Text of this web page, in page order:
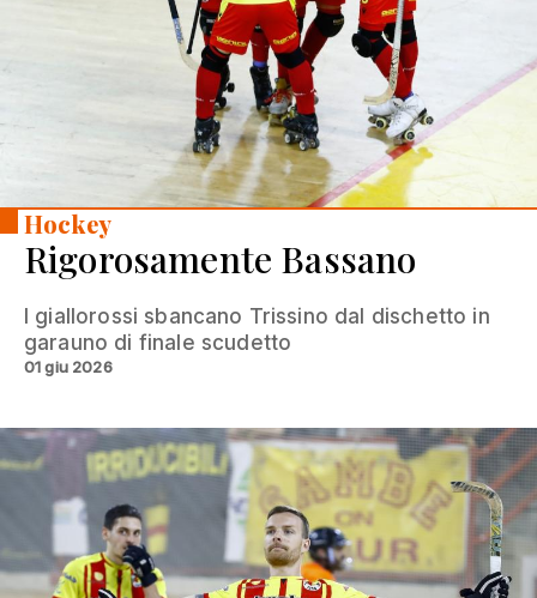
Hockey
Rigorosamente Bassano
I giallorossi sbancano Trissino dal dischetto in
garauno di finale scudetto
01 giu 2026